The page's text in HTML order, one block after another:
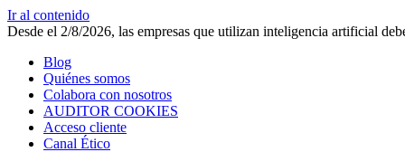
Ir al contenido
Desde el 2/8/2026, las empresas que utilizan inteligencia artificial
Blog
Quiénes somos
Colabora con nosotros
AUDITOR COOKIES
Acceso cliente
Canal Ético